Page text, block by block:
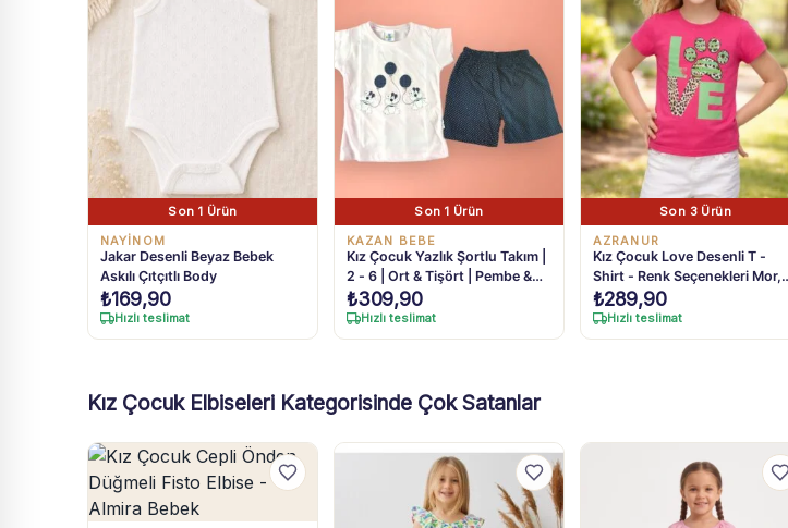
Son 1 Ürün
NAYİNOM
Jakar Desenli Beyaz Bebek
Askılı Çıtçıtlı Body
₺169,90
Hızlı teslimat
Son 1 Ürün
KAZAN BEBE
Kız Çocuk Yazlık Şortlu Takım |
2 - 6 | Ort & Tişört | Pembe &
Siyah
₺309,90
Hızlı teslimat
Son 3 Ürün
AZRANUR
Kız Çocuk Love Desenli T -
Shirt - Renk Seçenekleri Mor,
Pembe, Mavi - Pamuk Malzeme
- Günlük Kullanım - Sevimli
Detaylar
₺289,90
Hızlı teslimat
Kız Çocuk Elbiseleri Kategorisinde Çok Satanlar